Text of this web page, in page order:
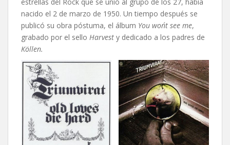
nacido el 2 de marzo de 1950. Un tiempo después se
publicó su obra póstuma, el álbum You won´t see me,
grabado por el sello Harvest y dedicado a los padres de
Köllen.